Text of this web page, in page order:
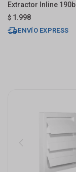
Extractor Inline 190b
$ 1.998
ENVÍO EXPRESS